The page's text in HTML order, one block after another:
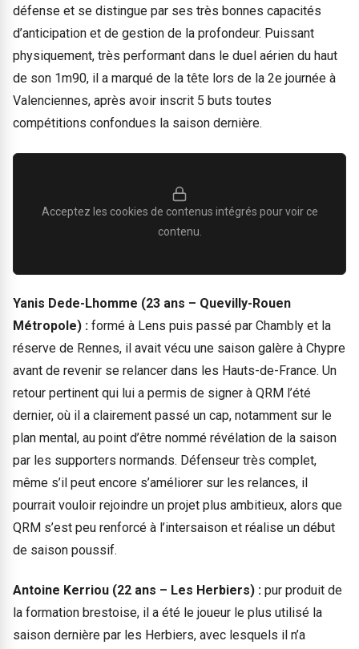
défense et se distingue par ses très bonnes capacités
d’anticipation et de gestion de la profondeur. Puissant
physiquement, très performant dans le duel aérien du haut
de son 1m90, il a marqué de la tête lors de la 2e journée à
Valenciennes, après avoir inscrit 5 buts toutes
compétitions confondues la saison dernière.
Acceptez les cookies de contenus intégrés pour voir ce
contenu.
Yanis Dede-Lhomme (23 ans – Quevilly-Rouen
Métropole) : formé à Lens puis passé par Chambly et la
réserve de Rennes, il avait vécu une saison galère à Chypre
avant de revenir se relancer dans les Hauts-de-France. Un
retour pertinent qui lui a permis de signer à QRM l’été
dernier, où il a clairement passé un cap, notamment sur le
plan mental, au point d’être nommé révélation de la saison
par les supporters normands. Défenseur très complet,
même s’il peut encore s’améliorer sur les relances, il
pourrait vouloir rejoindre un projet plus ambitieux, alors que
QRM s’est peu renforcé à l’intersaison et réalise un début
de saison poussif.
Antoine Kerriou (22 ans – Les Herbiers) : pur produit de
la formation brestoise, il a été le joueur le plus utilisé la
saison dernière par les Herbiers, avec lesquels il n’a